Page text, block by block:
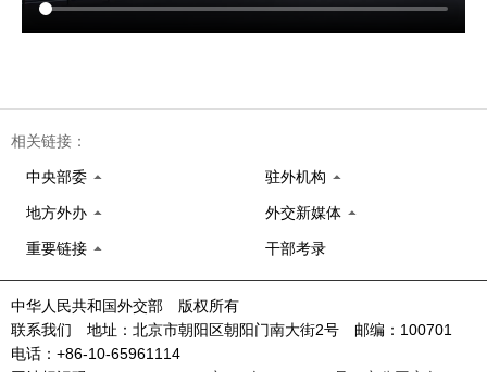
相关链接：
中央部委 驻外机构
地方外办 外交新媒体
重要链接 干部考录
中华人民共和国外交部 版权所有
联系我们 地址：北京市朝阳区朝阳门南大街2号 邮编：100701
电话：+86-10-65961114